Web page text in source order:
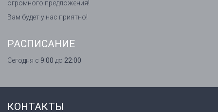
огромного предложения!
Вам будет у нас приятно!
РАСПИСАНИЕ
Сегодня с 9:00 до 22:00
КОНТАКТЫ